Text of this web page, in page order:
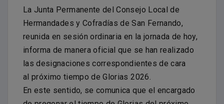
La Junta Permanente del Consejo Local de
Hermandades y Cofradías de San Fernando,
reunida en sesión ordinaria en la jornada de hoy,
informa de manera oficial que se han realizado
las designaciones correspondientes de cara
al próximo tiempo de Glorias 2026.
En este sentido, se comunica que el encargado